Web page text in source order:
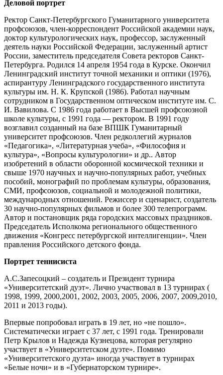
Деловой портрет
Ректор Санкт-Петербургского Гуманитарного университета
профсоюзов, член-корреспондент Российской академии наук,
доктор культурологических наук, профессор, заслуженный
деятель науки Российской Федерации, заслуженный артист
России, заместитель председателя Совета ректоров Санкт-
Петербурга. Родился 14 апреля 1954 года в Курске. Окончил
Ленинградский институт точной механики и оптики (1976),
аспирантуру Ленинградского государственного института
культуры им. Н. К. Крупской (1986). Работал научным
сотрудником в Государственном оптическом институте им. С.
И. Вавилова. С 1986 года работает в Высшей профсоюзной
школе культуры, с 1991 года — ректором. В 1991 году
возглавил созданный на базе ВПШК Гуманитарный
университет профсоюзов. Член редколлегий журналов
«Педагогика», «Литературная учеба», «Философия и
культура», «Вопросы культурологии» и др.. Автор
изобретений в области оборонной космической техники и
свыше 1970 научных и научно-популярных работ, учебных
пособий, монографий по проблемам культуры, образования,
СМИ, профсоюзов, социальной и молодежной политики,
международных отношений. Режиссер и сценарист, создатель
30 научно-популярных фильмов и более 300 телепрограмм.
Автор и постановщик ряда городских массовых праздников.
Председатель Исполкома регионального общественного
движения «Конгресс петербургской интеллигенции». Член
правления Российского детского фонда.
Портрет теннисиста
А.С.Запесоцкий – создатель и Президент турнира
«Университетский дуэт». Лично участвовал в 13 турнирах (
1998, 1999, 2000,2001, 2002, 2003, 2005, 2006, 2007, 2009,2010,
2011 и 2013 годы).
Впервые попробовал играть в 19 лет, но «не пошло».
Систематически играет с 37 лет, с 1991 года. Тренировали
Петр Крылов и Надежда Кузнецова, которая регулярно
участвует в «Университетском дуэте». Помимо
«Университетского дуэта» иногда участвует в турнирах
«Белые ночи» и в «Губернаторском турнире».